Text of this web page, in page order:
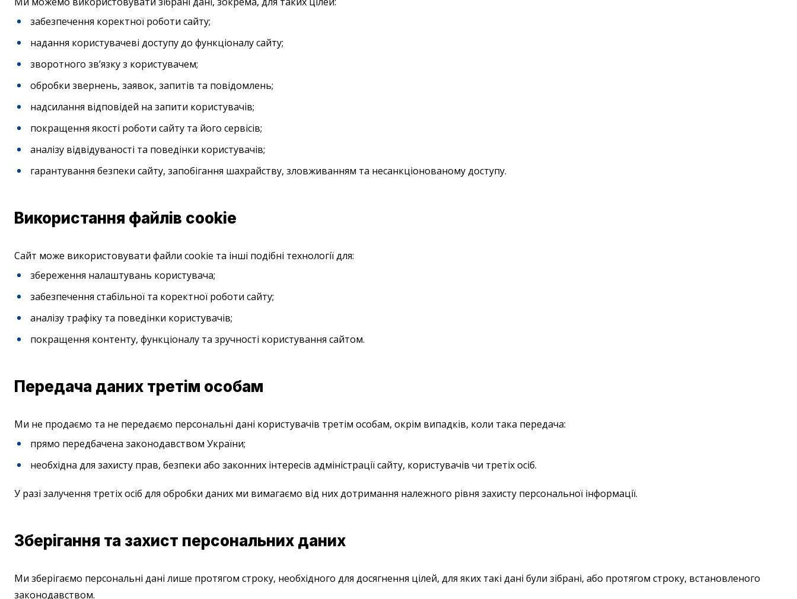
забезпечення коректної роботи сайту;
надання користувачеві доступу до функціоналу сайту;
зворотного зв’язку з користувачем;
обробки звернень, заявок, запитів та повідомлень;
надсилання відповідей на запити користувачів;
покращення якості роботи сайту та його сервісів;
аналізу відвідуваності та поведінки користувачів;
гарантування безпеки сайту, запобігання шахрайству, зловживанням та несанкціонованому доступу.
Використання файлів cookie
Сайт може використовувати файли cookie та інші подібні технології для:
збереження налаштувань користувача;
забезпечення стабільної та коректної роботи сайту;
аналізу трафіку та поведінки користувачів;
покращення контенту, функціоналу та зручності користування сайтом.
Передача даних третім особам
Ми не продаємо та не передаємо персональні дані користувачів третім особам, окрім випадків, коли така передача:
прямо передбачена законодавством України;
необхідна для захисту прав, безпеки або законних інтересів адміністрації сайту, користувачів чи третіх осіб.
У разі залучення третіх осіб для обробки даних ми вимагаємо від них дотримання належного рівня захисту персональної інформації.
Зберігання та захист персональних даних
Ми зберігаємо персональні дані лише протягом строку, необхідного для досягнення цілей, для яких такі дані були зібрані, або протягом строку, встановленого
законодавством.